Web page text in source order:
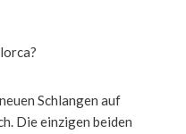
Schlangen auf
Die einzigen beiden